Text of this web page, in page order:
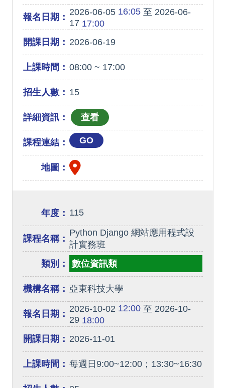
報名日期： 2026-06-0516:05至 2026-06-
17 17:00
開課日期： 2026-06-19
上課時間： 08:00 ~ 17:00
招生人數： 15
詳細資訊：
課程連結： GO
地圖：
年度： 115
課程名稱：
Python Django 網站應用程式設
計實務班
類別：
數位資訊類
機構名稱： 亞東科技大學
報名日期： 2026-10-02 12:00至 2026-10-
2918:00
開課日期： 2026-11-01
上課時間： 每週日9:00~12:00；13:30~16:30